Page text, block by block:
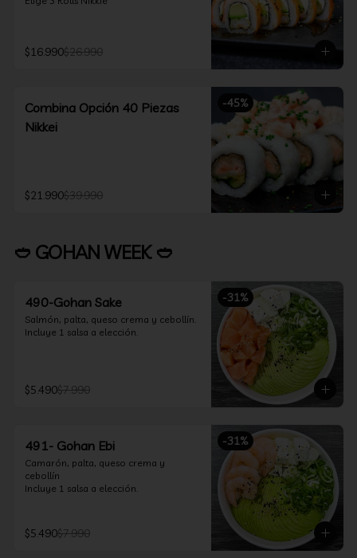
$16.990$26.990
-45%
Combina Opción 40 Piezas
Nikkei
$21.990$39.990
🥙 GOHAN WEEK 🥙
-31%
490-Gohan Sake
Salmón, palta, queso crema y cebollín.
Incluye 1 salsa a elección.
$5.490$7.990
-31%
491- Gohan Ebi
Camarón, palta, queso crema y
cebollín
Incluye 1 salsa a elección.
$5.490$7.990